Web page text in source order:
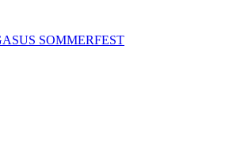
SOMMERFEST